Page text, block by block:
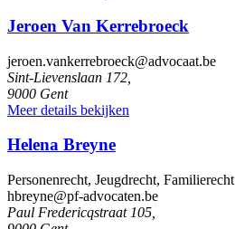
Jeroen Van Kerrebroeck
jeroen.vankerrebroeck@advocaat.be
Sint-Lievenslaan 172,
9000 Gent
Meer details bekijken
Helena Breyne
Personenrecht, Jeugdrecht, Familierecht
hbreyne@pf-advocaten.be
Paul Fredericqstraat 105,